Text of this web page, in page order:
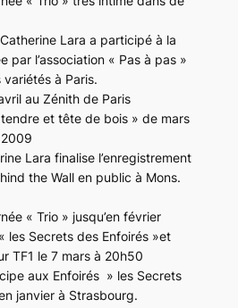
Lara a participé à la
par l’association « Pas à pas »
à Paris.
au Zénith de Paris
et tête de bois » de mars
Lara finalise l’enregistrement
the Wall en public à Mons.
« Trio » jusqu’en février
les Secrets des Enfoirés »et
TF1 le 7 mars à 20h50
aux Enfoirés » les Secrets
janvier à Strasbourg.